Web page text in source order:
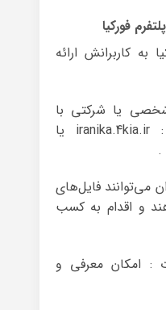
فورکیا
به کاربرانش ارائه
یا شرکتی با
دامنه زیرمجموعه مانند : iranika.4kia.ir یا
.
می‌توانند فایل‌های
و اقدام به کسب
: امکان معرفی و